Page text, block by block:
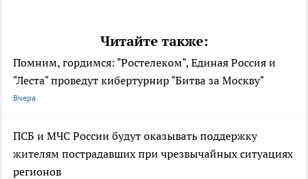
Читайте также:
Помним, гордимся: "Ростелеком", Единая Россия и
"Леста" проведут кибертурнир "Битва за Москву"
Вчера
ПСБ и МЧС России будут оказывать поддержку
жителям пострадавших при чрезвычайных ситуациях
регионов